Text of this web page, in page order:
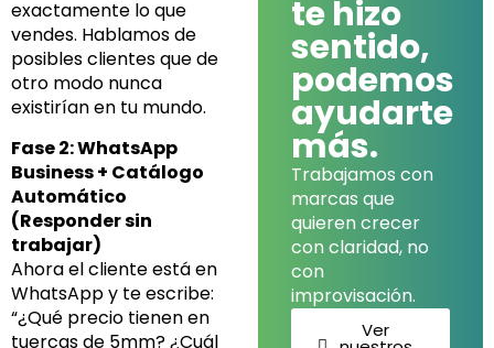
exactamente lo que
vendes. Hablamos de
posibles clientes que de
otro modo nunca
existirían en tu mundo.
Fase 2: WhatsApp
Business + Catálogo
Automático
(Responder sin
trabajar)
Ahora el cliente está en
WhatsApp y te escribe:
“¿Qué precio tienen en
tuercas de 5mm? ¿Cuál
te hizo
sentido,
podemos
ayudarte
más.
Trabajamos con
marcas que
quieren crecer
con claridad, no
con
improvisación.
Ver